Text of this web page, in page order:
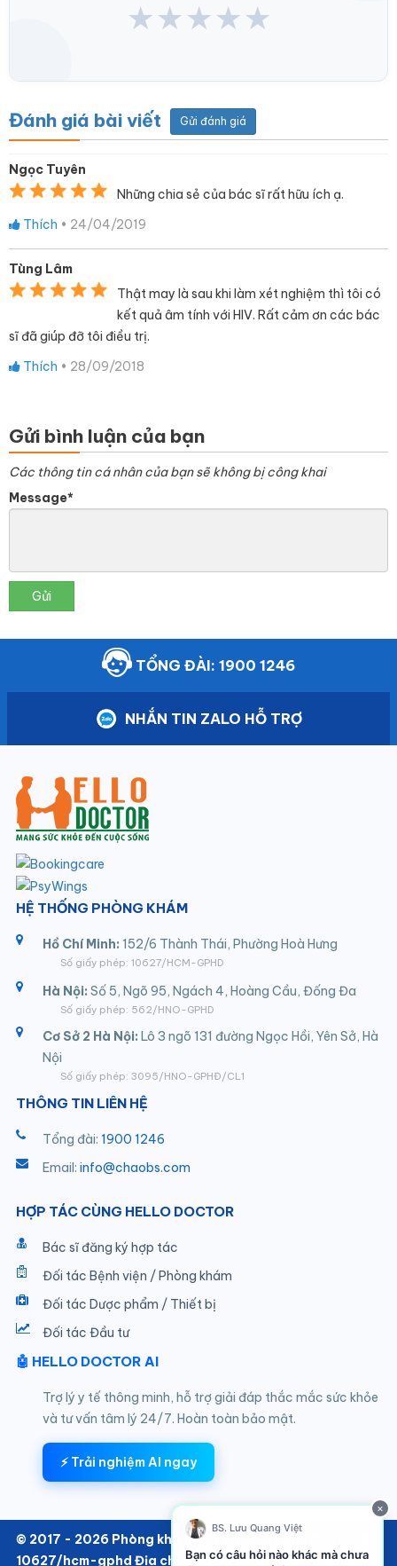
★★★★★
Đánh giá bài viết Gửi đánh giá
Ngọc Tuyên
Những chia sẻ của bác sĩ rất hữu ích ạ.
Thích • 24/04/2019
Tùng Lâm
Thật may là sau khi làm xét nghiệm thì tôi có
kết quả âm tính với HIV. Rất cảm ơn các bác
sĩ đã giúp đỡ tôi điều trị.
Thích • 28/09/2018
Gửi bình luận của bạn
Các thông tin cá nhân của bạn sẽ không bị công khai
Message*
Gửi
×
BS. Lưu Quang Việt
Bạn có câu hỏi nào khác mà chưa
TỔNG ĐÀI: 1900 1246
NHẮN TIN ZALO HỖ TRỢ
HỆ THỐNG PHÒNG KHÁM
Hồ Chí Minh: 152/6 Thành Thái, Phường Hoà Hưng
Số giấy phép: 10627/HCM-GPHD
Hà Nội: Số 5, Ngõ 95, Ngách 4, Hoàng Cầu, Đống Đa
Số giấy phép: 562/HNO-GPHD
Cơ Sở 2 Hà Nội: Lô 3 ngõ 131 đường Ngọc Hồi, Yên Sở, Hà
Nội
Số giấy phép: 3095/HNO-GPHĐ/CL1
THÔNG TIN LIÊN HỆ
Tổng đài: 1900 1246
Email: info@chaobs.com
HỢP TÁC CÙNG HELLO DOCTOR
Bác sĩ đăng ký hợp tác
Đối tác Bệnh viện / Phòng khám
Đối tác Dược phẩm / Thiết bị
Đối tác Đầu tư
🤖 HELLO DOCTOR AI
Trợ lý y tế thông minh, hỗ trợ giải đáp thắc mắc sức khỏe
và tư vấn tâm lý 24/7. Hoàn toàn bảo mật.
⚡ Trải nghiệm AI ngay
© 2017 - 2026 Phòng khám SKTT thuộc Hello Doctor Số:
10627/hcm-gphd Địa chỉ: 152/6 Thành Thái, Phường